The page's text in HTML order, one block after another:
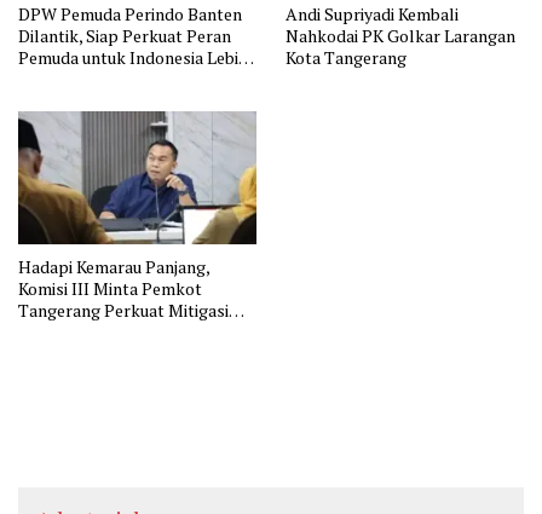
DPW Pemuda Perindo Banten
Dilantik, Siap Perkuat Peran
Pemuda untuk Indonesia Lebih
Andi Supriyadi Kembali
Nahkodai PK Golkar Larangan
Kota Tangerang
Hadapi Kemarau Panjang,
Komisi III Minta Pemkot
Tangerang Perkuat Mitigasi